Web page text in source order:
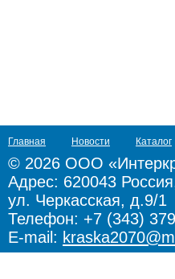
Главная Новости Каталог
© 2026 ООО
Адрес: 620043
ул. Черкасская, д.9/1
Телефон: +7 (343)
E-mail: